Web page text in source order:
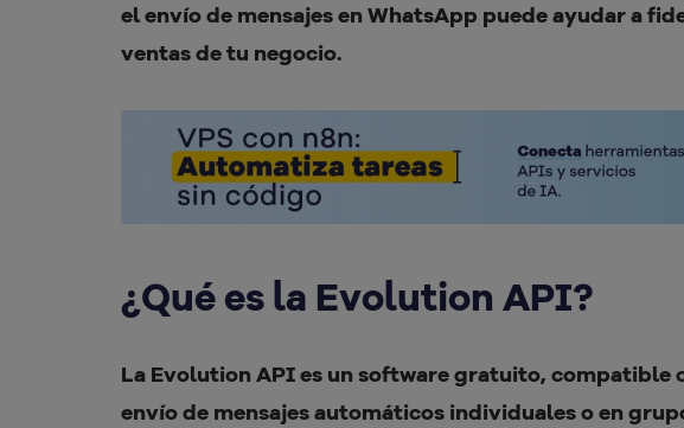
el envío de mensajes en WhatsApp puede ayudar a
ventas de tu negocio.
¿Qué es la Evolution API?
La Evolution API es un software gratuito, compatible
envío de mensajes automáticos individuales o en